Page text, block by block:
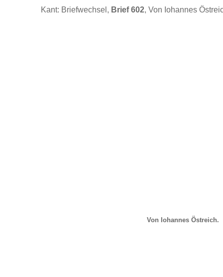
Kant: Briefwechsel, Brief 602, Von Iohannes
Von Iohannes Östreich.